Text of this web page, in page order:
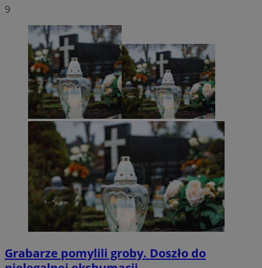
9
Grabarze pomylili groby. Doszło do